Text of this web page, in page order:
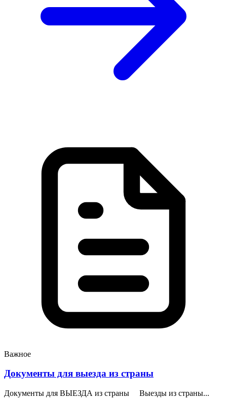
Важное
Документы для выезда из страны
Документы для ВЫЕЗДА из страны Выезды из страны...